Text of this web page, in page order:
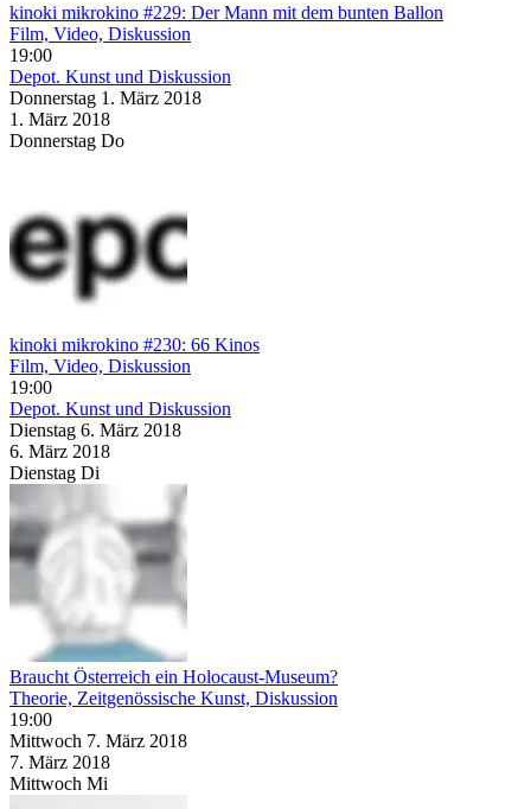
kinoki mikrokino #229: Der Mann mit dem bunten Ballon
Film, Video, Diskussion
19:00
Depot. Kunst und Diskussion
Donnerstag 1. März 2018
1. März 2018
Donnerstag Do
kinoki mikrokino #230: 66 Kinos
Film, Video, Diskussion
19:00
Depot. Kunst und Diskussion
Dienstag 6. März 2018
6. März 2018
Dienstag Di
Braucht Österreich ein Holocaust-Museum?
Theorie, Zeitgenössische Kunst, Diskussion
19:00
Mittwoch 7. März 2018
7. März 2018
Mittwoch Mi